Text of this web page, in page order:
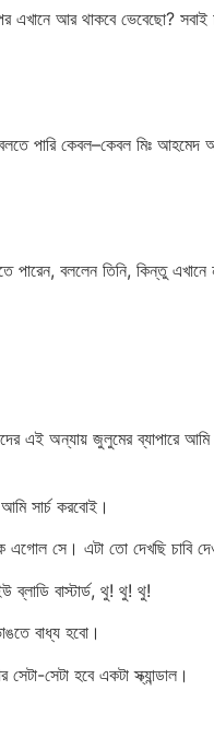
আর থাকবে ভেবেছো? সবাই
পারি কেবল–কেবল মিঃ আহমেদ
পারেন, বললেন তিনি, কিন্তু
অন্যায় জুলুমের ব্যাপারে আমি
সার্চ করবোই।
সে। এটা তো দেখছি চাবি
বাস্টার্ড, থু! থু! থু!
বাধ্য হবো।
সেটা হবে একটা স্ক্যান্ডাল।